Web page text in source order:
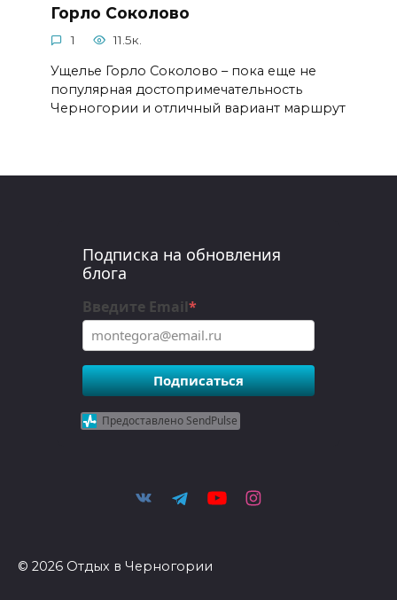
Горло Соколово
1 11.5к.
Ущелье Горло Соколово – пока еще не
популярная достопримечательность
Черногории и отличный вариант маршрут
Подписка на обновления
блога
Введите Email*
Подписаться
Предоставлено SendPulse
© 2026 Отдых в Черногории